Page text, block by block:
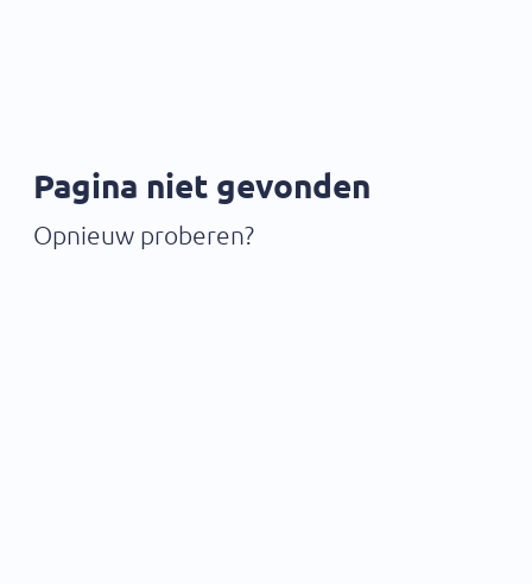
Pagina niet gevonden
Opnieuw proberen?